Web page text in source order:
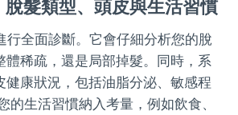
髮類型、頭皮與生活習慣
行全面診斷。它會仔細分析您的脫
體稀疏，還是局部掉髮。同時，系
健康狀況，包括油脂分泌、敏感程
的生活習慣納入考量，例如飲食、